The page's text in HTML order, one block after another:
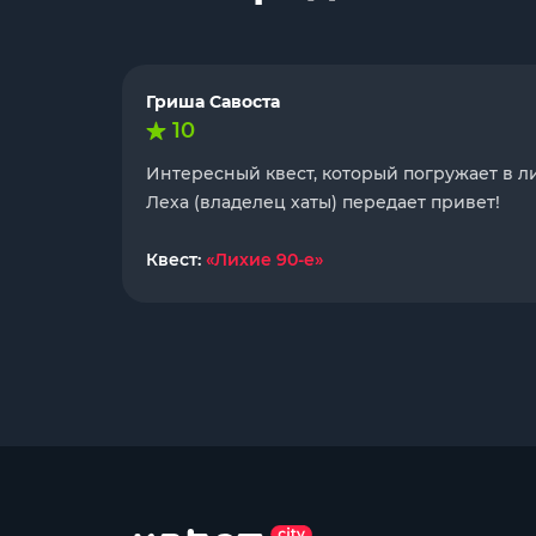
Гриша Савоста
10
Интересный квест, который погружает в
Леха (владелец хаты) передает привет!
Квест: «Лихие 90-е»